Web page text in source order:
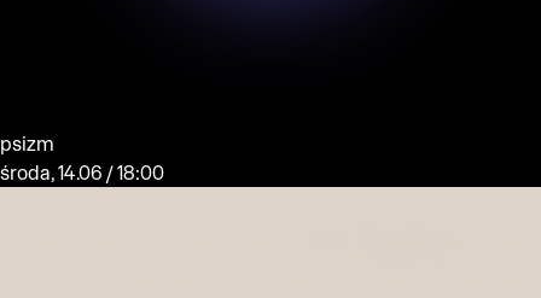
psizm
środa, 14.06 / 18:00